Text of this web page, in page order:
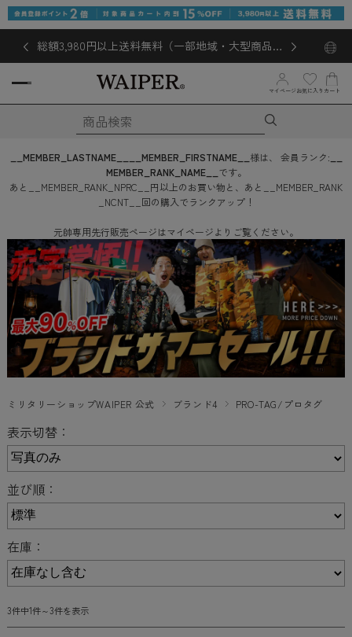
総額3,980円以上送料無料（一部地域・大型商品対
マイページ お気に入り カート
__MEMBER_LASTNAME__ __MEMBER_FIRSTNAME__ 様は、 会員ランク:
MEMBER_RANK_NAME__ です。
あと
__MEMBER_RANK_NPRC__ 円以上のお買い物と、あと
__MEMBER_RANK
_NCNT__ 回の購入でランクアップ！
元帥専用先行販売ページはマイページよりご覧ください。
ミリタリーショップWAIPER 公式 ブランド4 PRO-TAG/プロタグ
表示切替：
並び順：
在庫：
3件中1件～3件を表示